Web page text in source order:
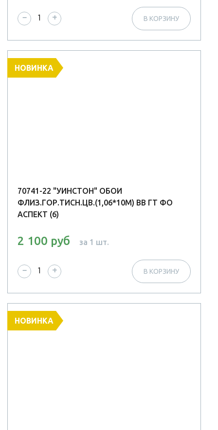
− + В КОРЗИНУ
НОВИНКА
70741-22 "УИНСТОН" ОБОИ
ФЛИЗ.ГОР.ТИСН.ЦВ.(1,06*10М) ВВ ГТ ФО
АСПЕКТ (6)
2 100 руб за 1 шт.
− + В КОРЗИНУ
НОВИНКА